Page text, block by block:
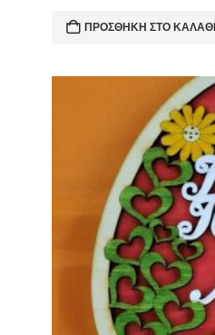
ΠΡΟΣΘΉΚΗ ΣΤΟ ΚΑΛΆΘΙ